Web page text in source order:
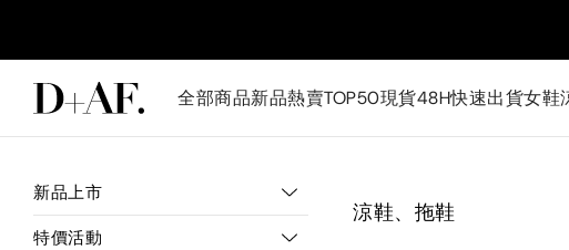
全部商品新品熱賣TOP50現貨48H快速出貨女鞋
新品上市
特價活動
涼鞋、拖鞋